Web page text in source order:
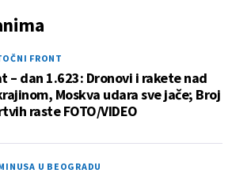
FRONT
– dan 1.623: Dronovi i rakete nad
Moskva udara sve jače; Broj
raste FOTO/VIDEO
U BEOGRADU